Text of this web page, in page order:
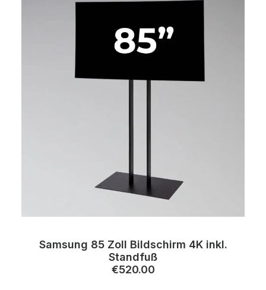
Samsung 85 Zoll Bildschirm 4K inkl.
Standfuß
€520.00